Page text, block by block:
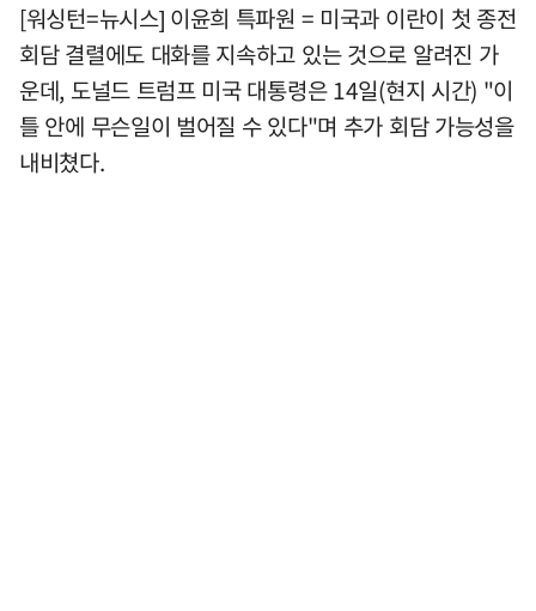
[워싱턴=뉴시스] 이윤희 특파원 = 미국과 이란이 첫 종전
회담 결렬에도 대화를 지속하고 있는 것으로 알려진 가
운데, 도널드 트럼프 미국 대통령은 14일(현지 시간) "이
틀 안에 무슨일이 벌어질 수 있다"며 추가 회담 가능성을
내비쳤다.